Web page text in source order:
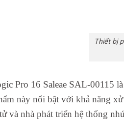
Thiết bị
Pro 16 Saleae SAL-00115
này nổi bật với khả năng
và nhà phát triển hệ thống